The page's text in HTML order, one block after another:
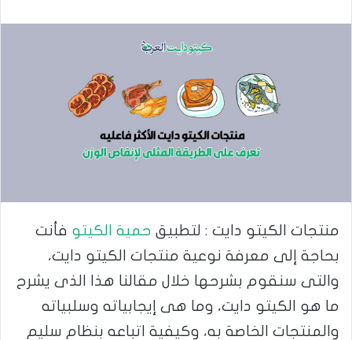
منتجات الكيتو دايت : لتطبيق حمية الكيتو فأنت
بحاجة إلى معرفة نوعية منتجات الكيتو دايت،
والتى سنقوم بشرحها خلال مقالنا هذا الذى يشرح
ما هو الكيتو دايت، وما هى إيجابياته وسلبياته
والمنتجات الخاصة به، وكيفية اتباعه بنظام سليم